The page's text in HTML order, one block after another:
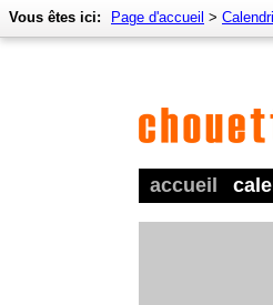
accueil
Vous êtes ici: Page d'accueil >